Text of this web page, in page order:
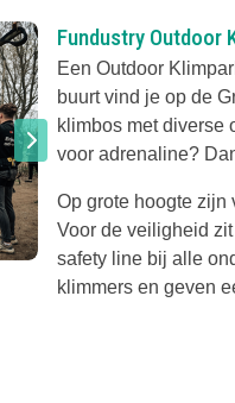
Fundustry Outdoor
Een Outdoor
buurt vind je op de
klimbos met diverse
voor adrenaline?
Op grote hoogte zijn
Voor de veiligheid
safety line bij alle
klimmers en geven